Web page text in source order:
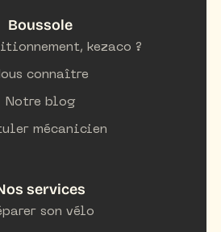
Boussole
kezaco ?
connaître
Notre blog
mécanicien
services
son vélo